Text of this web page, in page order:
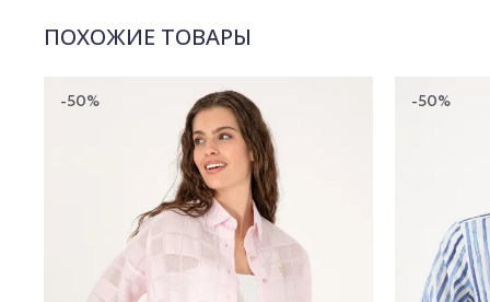
ПОХОЖИЕ ТОВАРЫ
-50% -50%